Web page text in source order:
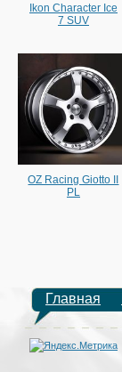
Ikon Character Ice
7 SUV
OZ Racing Giotto II
PL
Главная